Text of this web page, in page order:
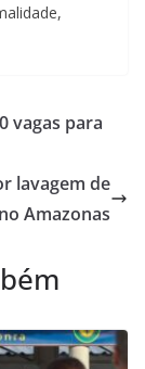
vagas para
lavagem de
Amazonas